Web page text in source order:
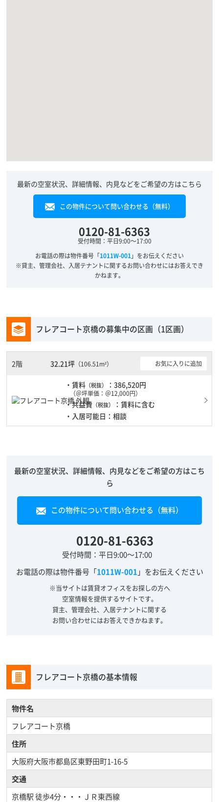
最新の空室状況、詳細情報、内見などをご希望の方はこちら
この物件について問い合わせる（無料）
0120-81-6363
受付時間：平日9:00～17:00
お電話の際は物件番号「1011W-001」をお伝えください
※貸主、管理会社、入居テナントに関するお問い合わせにはお答えでき
かねます。
フレアコート京橋の募集中の区画（1区画）
2階 32.21坪 （106.51m²） お気に入りに追加
・賃料 （税抜） ：386,520円
（＠坪単価：＠12,000円）
・共益費 （税抜）
：賃料に含む
・入居可能日：相談
最新の空室状況、詳細情報、内見などをご希望の方はこち
ら
この物件について問い合わせる（無料）
0120-81-6363
受付時間：平日9:00～17:00
お電話の際は物件番号「1011W-001 」をお伝えください
※当サイトは賃貸オフィスをお探しの方へ
空室情報を提供するサイトです。
貸主、管理会社、入居テナントに関する
お問い合わせにはお答えできかねます。
フレアコート京橋の基本情報
物件名
フレアコート京橋
住所
大阪府大阪市都島区東野田町1-16-5
交通
京橋駅徒歩4分・・・ＪＲ東西線